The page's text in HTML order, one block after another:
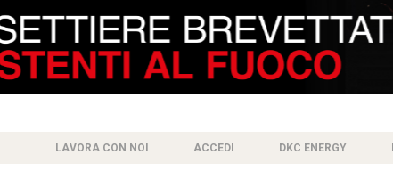
LAVORA CON NOI ACCEDI DKC ENERGY